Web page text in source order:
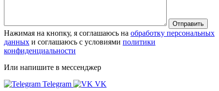
Нажимая на кнопку, я соглашаюсь на обработку персональных
данных и соглашаюсь с условиями политики
конфиденциальности
Или напишите в мессенджер
Telegram
VK